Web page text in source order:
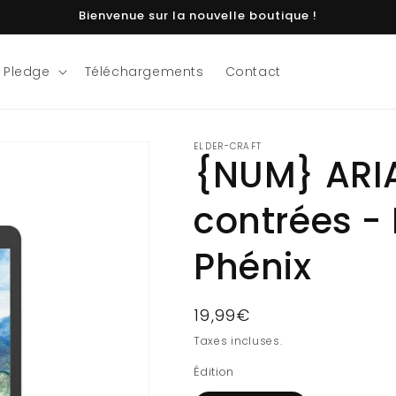
Bienvenue sur la nouvelle boutique !
Téléchargements Contact
ELDER-CRAFT
{NUM}
contrées -
Phénix
Prix
habituel
19,99€
Taxes incluses.
Édition